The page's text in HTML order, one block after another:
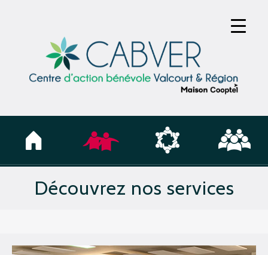
Découvrez nos services